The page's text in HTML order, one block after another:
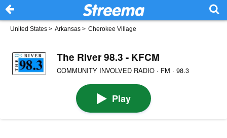
United States > Arkansas > Cherokee Village
The River 98.3 - KFCM
COMMUNITY INVOLVED RADIO · FM · 98.3
Play